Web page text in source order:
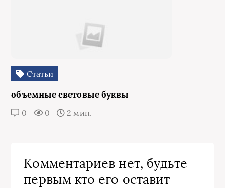
Статьи
объемные световые буквы
0 0 2 мин.
Комментариев нет, будьте
первым кто его оставит